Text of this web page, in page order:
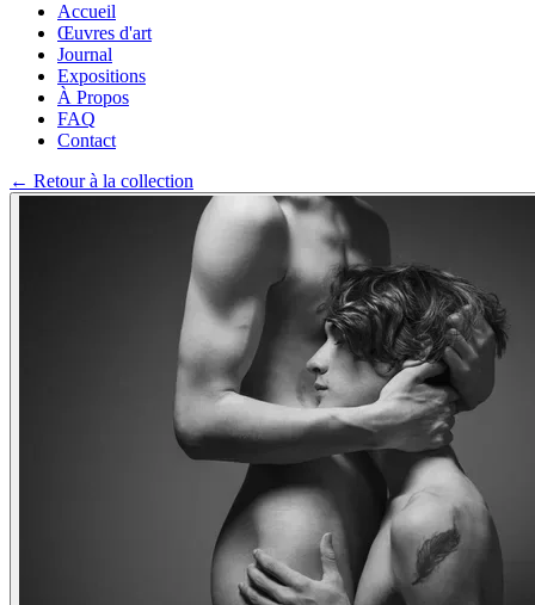
Accueil
Œuvres d'art
Journal
Expositions
À Propos
FAQ
Contact
← Retour à la collection